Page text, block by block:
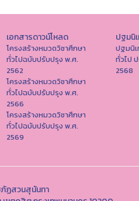
เอกสารดาวน์โหลด
โครงสร้างหมวดวิชาศึกษา
ทั่วไปฉบับปรับปรุง พ.ศ.
2562
โครงสร้างหมวดวิชาศึกษา
ทั่วไปฉบับปรับปรุง พ.ศ.
2566
โครงสร้างหมวดวิชาศึกษา
ทั่วไปฉบับปรับปรุง พ.ศ.
2569
ปฐมนิ
ปฐมนิเ
ทั่วไป
2568
ฏสวนสุนันทา